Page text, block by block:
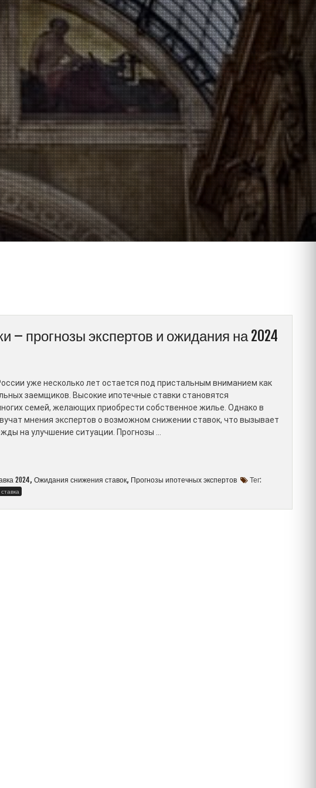
– прогнозы экспертов и ожидания на 2024
уже несколько лет остается под пристальным вниманием как
заемщиков. Высокие ипотечные ставки становятся
семей, желающих приобрести собственное жилье. Однако в
мнения экспертов о возможном снижении ставок, что вызывает
на улучшение ситуации. Прогнозы …
2024, Ожидания снижения ставок, Прогнозы ипотечных экспертов Тег:
ставка